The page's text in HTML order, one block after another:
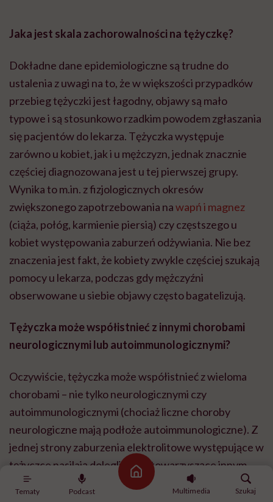
Tematy Podcast
Strona główna
Multimedia
Szukaj
Jaka jest skala zachorowalności na tężyczkę?
Dokładne dane epidemiologiczne są trudne do
ustalenia z uwagi na to, że w większości przypadków
przebieg tężyczki jest łagodny, objawy są mało
typowe i są stosunkowo rzadkim powodem zgłaszania
się pacjentów do lekarza. Tężyczka występuje
zarówno u kobiet, jak i u mężczyzn, jednak znacznie
częściej diagnozowana jest u tej pierwszej grupy.
Wynika to m.in. z fizjologicznych okresów
zwiększonego zapotrzebowania nawapń i magnez
(ciąża, połóg, karmienie piersią) czy częstszego u
kobiet występowania zaburzeń odżywiania. Nie bez
znaczenia jest fakt, że kobiety zwykle częściej szukają
pomocy u lekarza, podczas gdy mężczyźni
obserwowane u siebie objawy często bagatelizują.
Tężyczka może współistnieć z innymi chorobami
neurologicznymi lub autoimmunologicznymi?
Oczywiście, tężyczka może współistnieć z wieloma
chorobami – nie tylko neurologicznymi czy
autoimmunologicznymi (chociaż liczne choroby
neurologiczne mają podłoże autoimmunologiczne). Z
jednej strony zaburzenia elektrolitowe występujące w
tężyczce nasilają dolegliwości towarzyszące innym
chorobom. Z drugiej strony choroby neurologiczne i